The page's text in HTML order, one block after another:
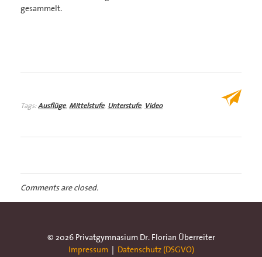
gesammelt.
Tags:Ausflüge, Mittelstufe, Unterstufe, Video
Comments are closed.
© 2026 Privatgymnasium Dr. Florian Überreiter
Impressum | Datenschutz (DSGVO)